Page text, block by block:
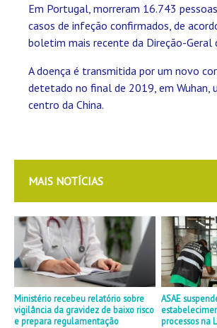
Em Portugal, morreram 16.743
casos de infeção confirmados, de
boletim mais recente da Direção-Geral
A doença é transmitida por um novo
detetado no final de 2019, em Wuhan,
centro da China.
MAIS NOTÍCIAS
Ministério recebeu relatório sobre
vigilância da gravidez de baixo risco
e prepara regulamentação
ASAE
processos na